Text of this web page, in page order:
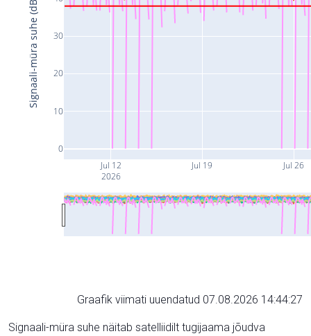
Jul 12
2026
Jul 19 Jul 26
0
10
20
30
Signaali-müra suhe (dB)
Graafik viimati uuendatud 07.08.2026 14:44:27
Signaali-müra suhe näitab satelliidilt tugijaama jõudva